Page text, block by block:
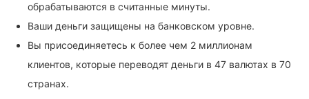
обрабатываются в считанные минуты.
Ваши деньги защищены на банковском уровне.
Вы присоединяетесь к более чем 2 миллионам
клиентов, которые переводят деньги в 47 валютах в 70
странах.